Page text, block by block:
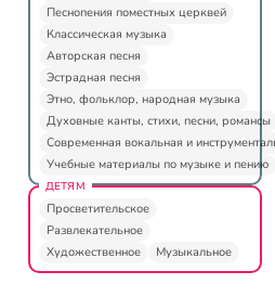
Песнопения поместных церквей
Классическая музыка
Авторская песня
Эстрадная песня
Этно, фольклор, народная музыка
Духовные канты, стихи, песни, романсы
Современная вокальная и
Учебные материалы по музыке и пению
ДЕТЯМ
Просветительское
Развлекательное
Художественное
Музыкальное